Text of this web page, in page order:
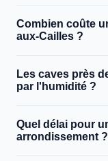
Combien coûte
aux-Cailles ?
Les caves près
par l'humidité ?
Quel délai pour
arrondissement ?